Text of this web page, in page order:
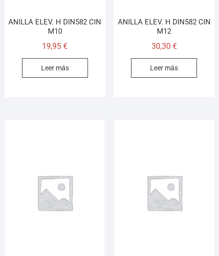
ANILLA ELEV. H DIN582 CIN
M10
19,95€
Leer más
ANILLA ELEV. H DIN582 CIN
M12
30,30 €
Leer más